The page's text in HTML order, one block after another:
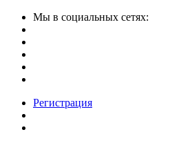
Мы в социальных сетях:
Регистрация